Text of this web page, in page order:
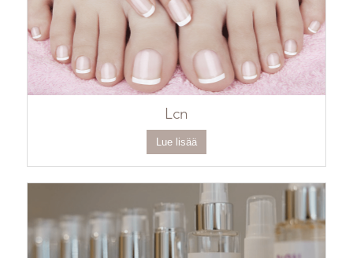
Lcn
Lue lisää